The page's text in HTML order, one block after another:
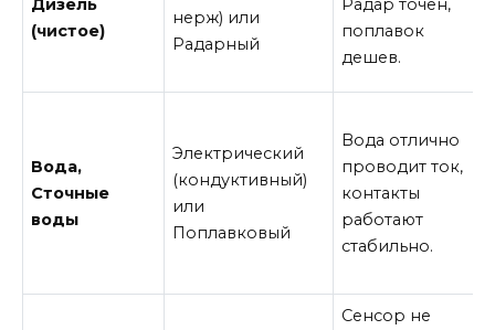
Дизель
(чистое)
нерж) или
Радарный
Радар точен,
поплавок
дешев.
Вода,
Сточные
воды
Электрический
(кондуктивный)
или
Поплавковый
Вода отлично
проводит ток,
контакты
работают
стабильно.
Сенсор не